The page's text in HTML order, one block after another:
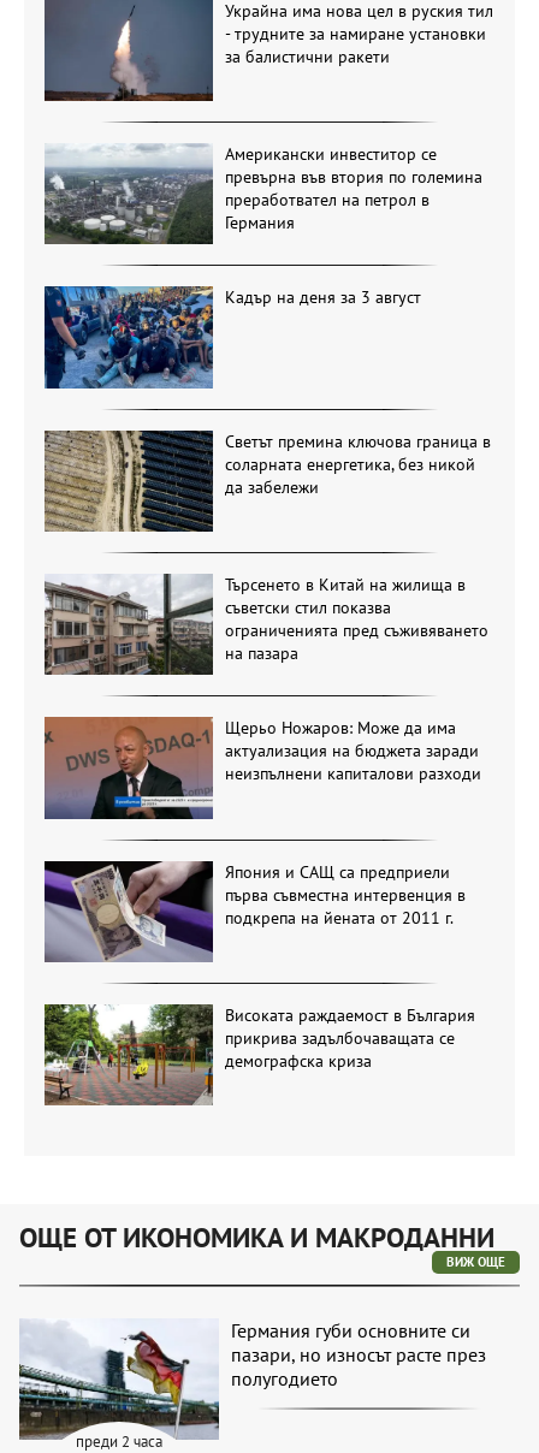
Украйна има нова цел в руския тил
- трудните за намиране установки
за балистични ракети
Американски инвеститор се
превърна във втория по големина
преработвател на петрол в
Германия
Кадър на деня за 3 август
Светът премина ключова граница в
соларната енергетика, без никой
да забележи
Търсенето в Китай на жилища в
съветски стил показва
ограниченията пред съживяването
на пазара
Щерьо Ножаров: Може да има
актуализация на бюджета заради
неизпълнени капиталови разходи
Япония и САЩ са предприели
първа съвместна интервенция в
подкрепа на йената от 2011 г.
Високата раждаемост в България
прикрива задълбочаващата се
демографска криза
ОЩЕ ОТ ИКОНОМИКА И МАКРОДАННИ
ВИЖ ОЩЕ
преди 2 часа
Германия губи основните си
пазари, но износът расте през
полугодието